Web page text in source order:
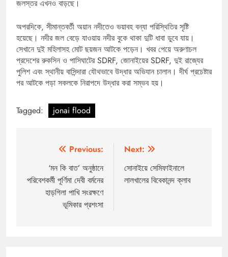
জলস্তর এখনও বাড়ছে।
অপরদিকে, সীমান্তবর্তী অয়ান নদীতেও ভয়াবহ বন্যা পরিস্থিতির সৃষ্টি
হয়েছে। নদীর জল বেড়ে যাওয়ায় নদীর বুকে থাকা দুটি ধাবা ডুবে যায়।
সেখানে দুই মহিলাসহ মোট ছয়জন আটকে পড়েন। খবর পেয়ে অরুণাচল
প্রদেশের রুকসিন ও পাসিঘাটের SDRF, জোনাইয়ের SDRF, দুই রাজ্যের
পুলিশ এবং স্থানীয় বাসিন্দারা যৌথভাবে উদ্ধার অভিযান চালান। দীর্ঘ প্রচেষ্টার
পর আটকে পড়া সকলকে নিরাপদে উদ্ধার করা সম্ভব হয়।
Tagged: jonai flood
navigation
Previous:
‘মন কি বাত’ অনুষ্ঠানে
পরিবেশকর্মী পূর্ণিমা দেবী বর্মনের
হাড়গিলা পাখি সংরক্ষণে
ভূমিকার প্রশংসা
Next:
সোনাইয়ে সেমিফাইনালে
লালখালের বিবেকানন্দ ক্লাব